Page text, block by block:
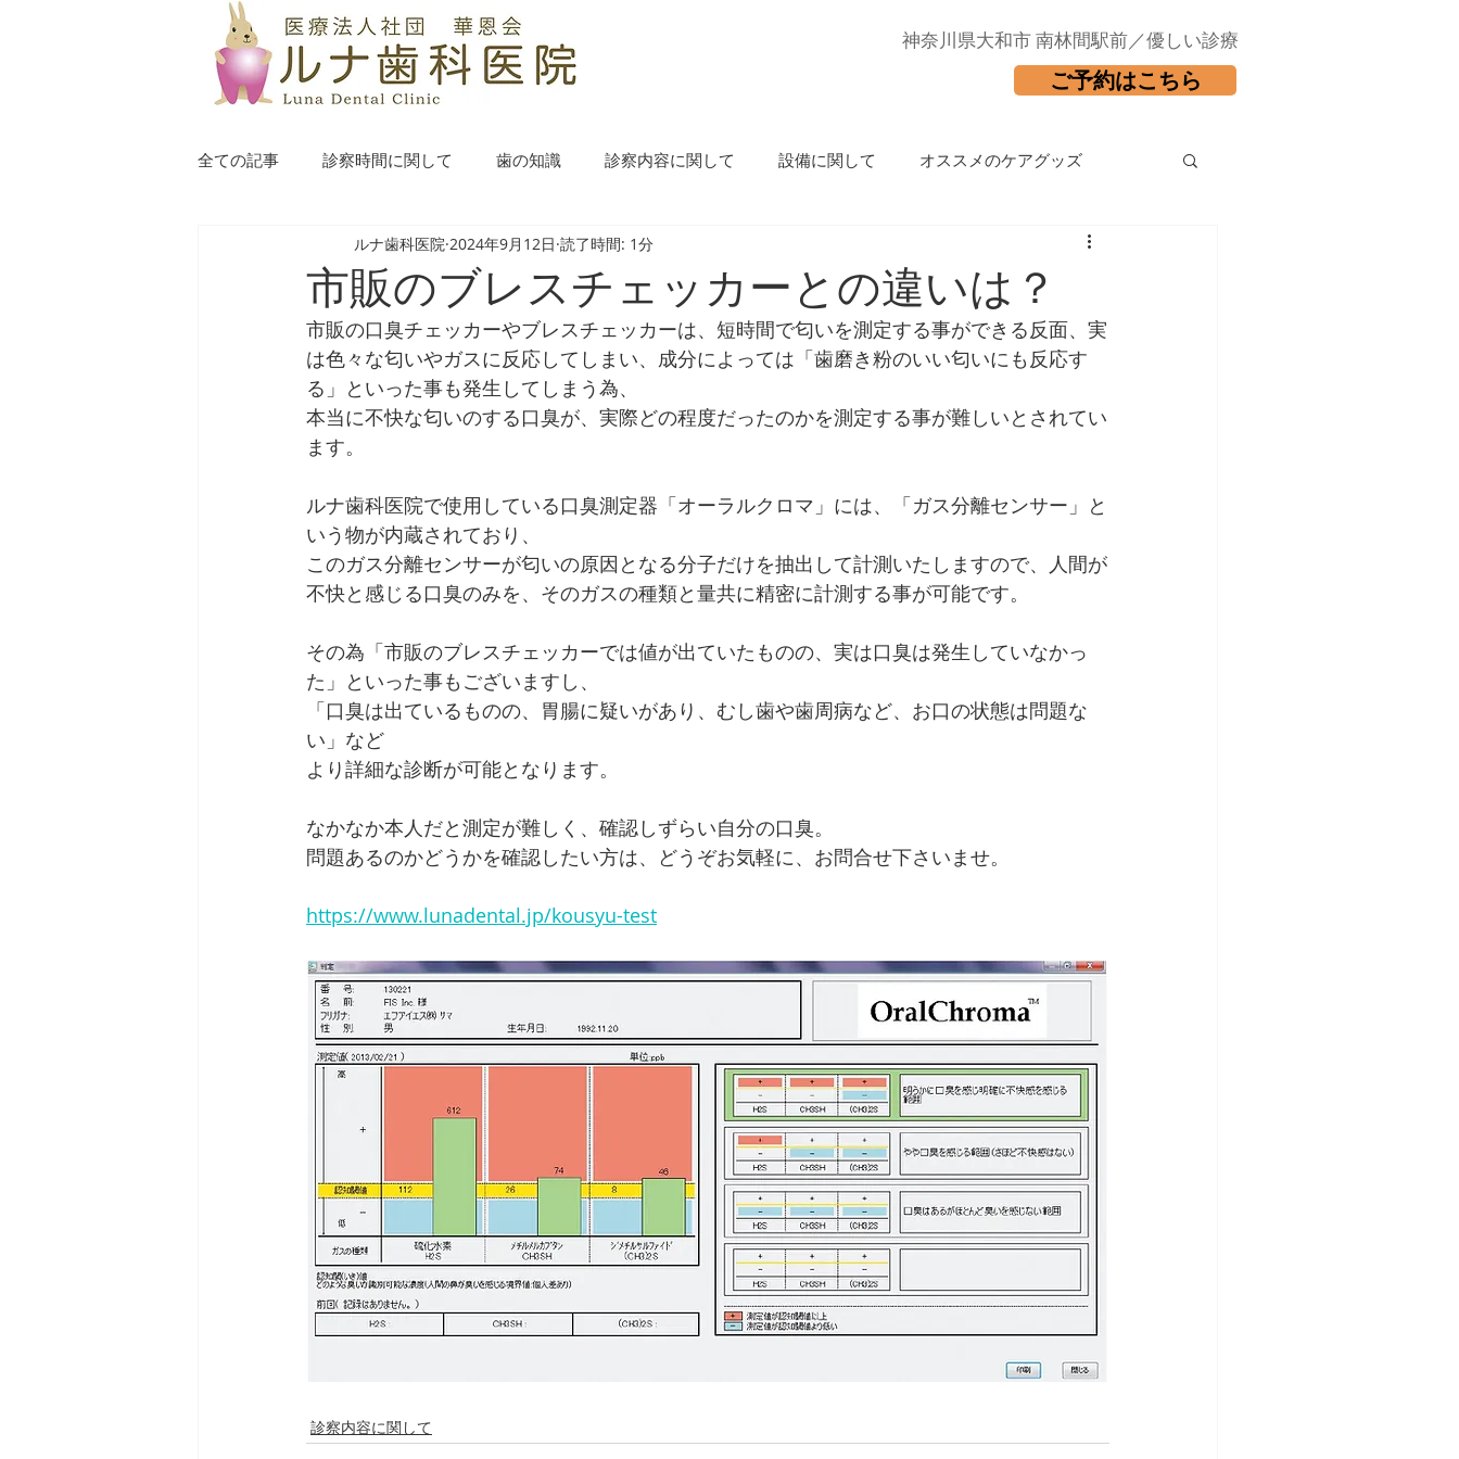
​神奈川県大和市 南林間駅前／優しい診療
ご予約はこちら
全ての記事 診察時間に関して 歯の知識 診察内容に関して 設備に関して オススメのケアグッズ
市販のブレスチェッカーとの違いは？
ルナ歯科医院 2024年9月12日 読了時間: 1分
市販の口臭チェッカーやブレスチェッカーは、短時間で匂いを測定する事ができる反面、実
は色々な匂いやガスに反応してしまい、成分によっては「歯磨き粉のいい匂いにも反応す
る」といった事も発生してしまう為、
本当に不快な匂いのする口臭が、実際どの程度だったのかを測定する事が難しいとされてい
ます。
ルナ歯科医院で使用している口臭測定器「オーラルクロマ」には、「ガス分離センサー」と
いう物が内蔵されており、
このガス分離センサーが匂いの原因となる分子だけを抽出して計測いたしますので、人間が
不快と感じる口臭のみを、そのガスの種類と量共に精密に計測する事が可能です。
その為「市販のブレスチェッカーでは値が出ていたものの、実は口臭は発生していなかっ
た」といった事もございますし、
「口臭は出ているものの、胃腸に疑いがあり、むし歯や歯周病など、お口の状態は問題な
い」など
より詳細な診断が可能となります。
なかなか本人だと測定が難しく、確認しずらい自分の口臭。
問題あるのかどうかを確認したい方は、どうぞお気軽に、お問合せ下さいませ。
https://www.lunadental.jp/kousyu-test
診察内容に関して